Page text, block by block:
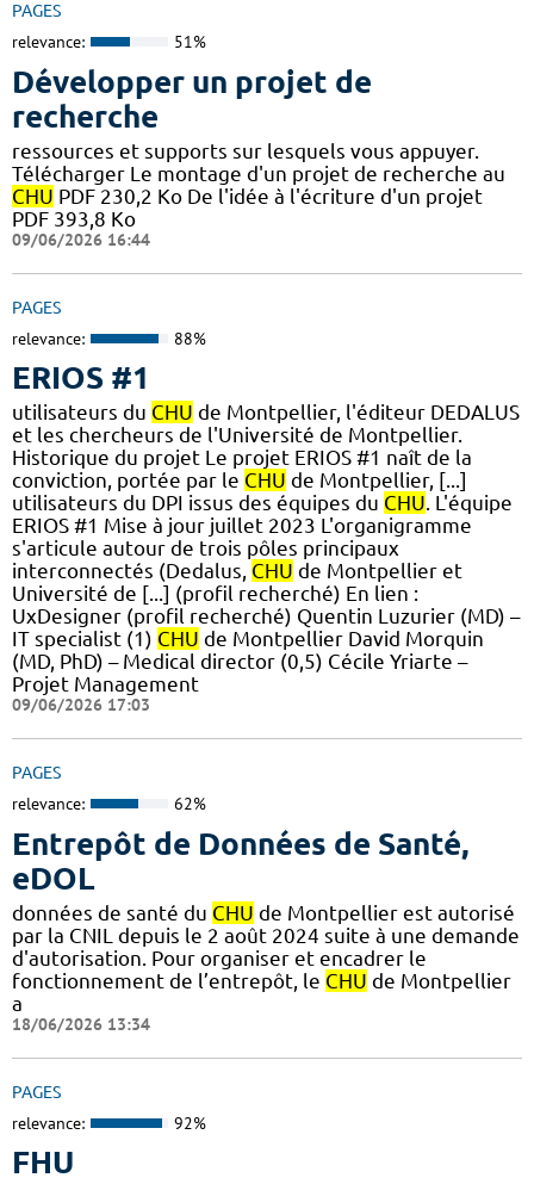
PAGES
relevance: 51%
Développer un projet de
recherche
ressources et supports sur lesquels vous appuyer.
Télécharger Le montage d'un projet de recherche au
CHU PDF 230,2 Ko De l'idée à l'écriture d'un projet
PDF 393,8 Ko
09/06/2026 16:44
PAGES
relevance: 88%
ERIOS #1
utilisateurs du CHU de Montpellier, l'éditeur DEDALUS
et les chercheurs de l'Université de Montpellier.
Historique du projet Le projet ERIOS #1 naît de la
conviction, portée par le CHU de Montpellier, [...]
utilisateurs du DPI issus des équipes du CHU. L'équipe
ERIOS #1 Mise à jour juillet 2023 L'organigramme
s'articule autour de trois pôles principaux
interconnectés (Dedalus, CHU de Montpellier et
Université de [...] (profil recherché) En lien :
UxDesigner (profil recherché) Quentin Luzurier (MD) –
IT specialist (1) CHU de Montpellier David Morquin
(MD, PhD) – Medical director (0,5) Cécile Yriarte –
Projet Management
09/06/2026 17:03
PAGES
relevance: 62%
Entrepôt de Données de Santé,
eDOL
données de santé du CHU de Montpellier est autorisé
par la CNIL depuis le 2 août 2024 suite à une demande
d'autorisation. Pour organiser et encadrer le
fonctionnement de l’entrepôt, le CHU de Montpellier
a
18/06/2026 13:34
PAGES
relevance: 92%
FHU